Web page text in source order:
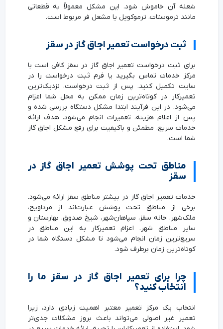
شعله آن خاموش شود. این مشکل معمولاً به قطعاتی
مانند ترموستات، ترموکوپل یا مشعل فر مربوط است.
ثبت درخواست تعمیر اجاق گاز در سقز
برای ثبت درخواست تعمیر اجاق گاز در سقز کافی است با
مرکز خدمات تماس بگیرید یا فرم ثبت درخواست را در
سایت تکمیل کنید. پس از ثبت درخواست، نزدیک‌ترین
تعمیرکار در کوتاه‌ترین زمان ممکن به محل شما اعزام
می‌شود. در این فرآیند ابتدا مشکل دستگاه بررسی شده و
پس از اعلام هزینه، تعمیرات انجام می‌شود. هدف ارائه
خدمات سریع، مطمئن و باکیفیت برای رفع مشکل اجاق گاز
شما است.
مناطق تحت پوشش تعمیر اجاق گاز در
سقز
خدمات تعمیر اجاق گاز در بیشتر مناطق سقز ارائه می‌شود.
برخی از مناطق تحت پوشش عبارت‌اند از مرداویج،
ملک‌شهر، خانه سقز، سپاهان‌شهر، شیخ صدوق، بهارستان و
سایر مناطق شهر. اعزام تعمیرکار به این مناطق در
سریع‌ترین زمان انجام می‌شود تا مشکل دستگاه شما در
کوتاه‌ترین زمان برطرف شود.
چرا برای تعمیر اجاق گاز در سقز ما را
انتخاب کنید؟
انتخاب یک مرکز تعمیر معتبر اهمیت زیادی دارد، زیرا
تعمیر غیر اصولی می‌تواند باعث بروز مشکلات جدی‌تر